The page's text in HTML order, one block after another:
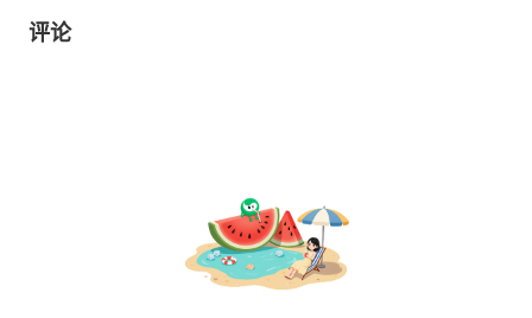
评论